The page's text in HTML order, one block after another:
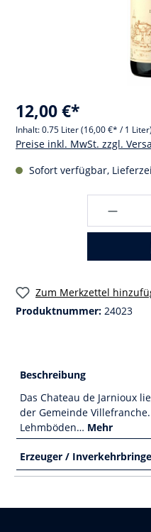
12,00 €*
Inhalt:0.75 Liter(16,00 €* / 1 Liter)
Preise inkl. MwSt. zzgl.
Sofort verfügbar,
Zum Merkzettel
Produktnummer: 24023
Beschreibung
Das Chateau de Jarnioux
der Gemeinde
Lehmböden… Mehr
Erzeuger /